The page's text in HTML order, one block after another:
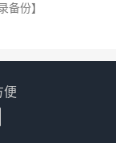
备份】
便